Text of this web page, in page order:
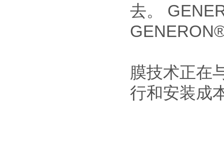
去。
膜技术正在
行和安装成